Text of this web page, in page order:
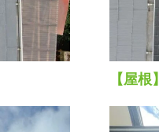
【屋根】